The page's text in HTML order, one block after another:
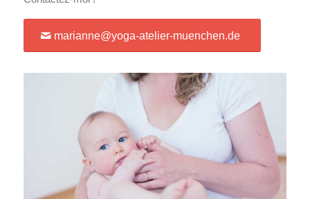
marianne@yoga-atelier-muenchen.de